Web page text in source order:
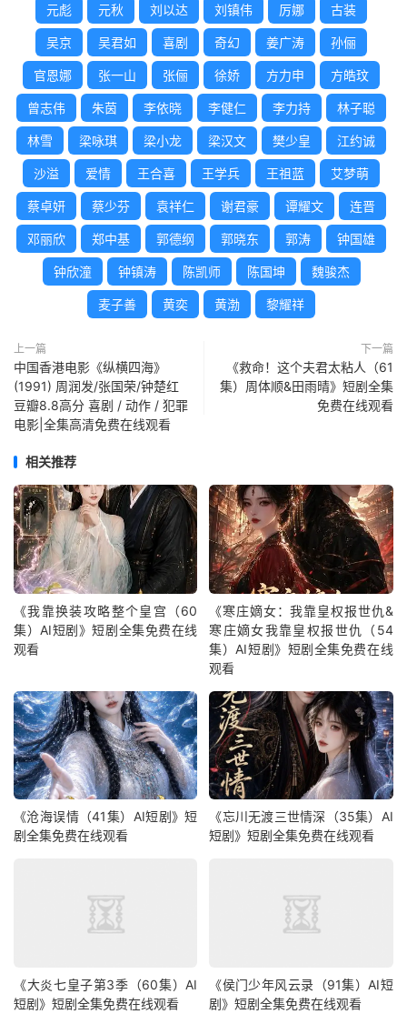
元彪 元秋 刘以达 刘镇伟 厉娜 古装
吴京 吴君如 喜剧 奇幻 姜广涛 孙俪
官恩娜 张一山 张俪 徐娇 方力申 方皓玟
曾志伟 朱茵 李依晓 李健仁 李力持 林子聪
林雪 梁咏琪 梁小龙 梁汉文 樊少皇 江约诚
沙溢 爱情 王合喜 王学兵 王祖蓝 艾梦萌
蔡卓妍 蔡少芬 袁祥仁 谢君豪 谭耀文 连晋
邓丽欣 郑中基 郭德纲 郭晓东 郭涛 钟国雄
钟欣潼 钟镇涛 陈凯师 陈国坤 魏骏杰
麦子善 黄奕 黄渤 黎耀祥
上一篇
中国香港电影《纵横四海》
(1991) 周润发/张国荣/钟楚红
豆瓣8.8高分 喜剧 / 动作 / 犯罪
电影|全集高清免费在线观看
下一篇
《救命！这个夫君太粘人（61
集）周体顺&田雨晴》短剧全集
免费在线观看
相关推荐
《我靠换装攻略整个皇宫（60
集）AI短剧》短剧全集免费在线
观看
《寒庄嫡女：我靠皇权报世仇&
寒庄嫡女我靠皇权报世仇（54
集）AI短剧》短剧全集免费在线
观看
《沧海误情（41集）AI短剧》短
剧全集免费在线观看
《忘川无渡三世情深（35集）AI
短剧》短剧全集免费在线观看
《大炎七皇子第3季（60集）AI
短剧》短剧全集免费在线观看
《侯门少年风云录（91集）AI短
剧》短剧全集免费在线观看